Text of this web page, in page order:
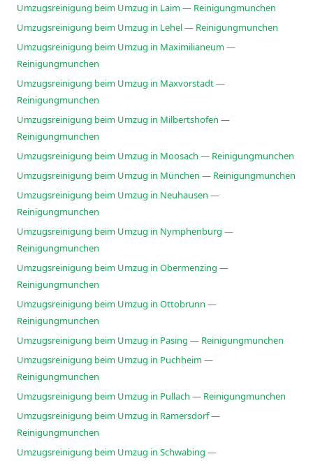
Umzugsreinigung beim Umzug in Laim — Reinigungmunchen
Umzugsreinigung beim Umzug in Lehel — Reinigungmunchen
Umzugsreinigung beim Umzug in Maximilianeum —
Reinigungmunchen
Umzugsreinigung beim Umzug in Maxvorstadt —
Reinigungmunchen
Umzugsreinigung beim Umzug in Milbertshofen —
Reinigungmunchen
Umzugsreinigung beim Umzug in Moosach — Reinigungmunchen
Umzugsreinigung beim Umzug in München — Reinigungmunchen
Umzugsreinigung beim Umzug in Neuhausen —
Reinigungmunchen
Umzugsreinigung beim Umzug in Nymphenburg —
Reinigungmunchen
Umzugsreinigung beim Umzug in Obermenzing —
Reinigungmunchen
Umzugsreinigung beim Umzug in Ottobrunn —
Reinigungmunchen
Umzugsreinigung beim Umzug in Pasing — Reinigungmunchen
Umzugsreinigung beim Umzug in Puchheim —
Reinigungmunchen
Umzugsreinigung beim Umzug in Pullach — Reinigungmunchen
Umzugsreinigung beim Umzug in Ramersdorf —
Reinigungmunchen
Umzugsreinigung beim Umzug in Schwabing —